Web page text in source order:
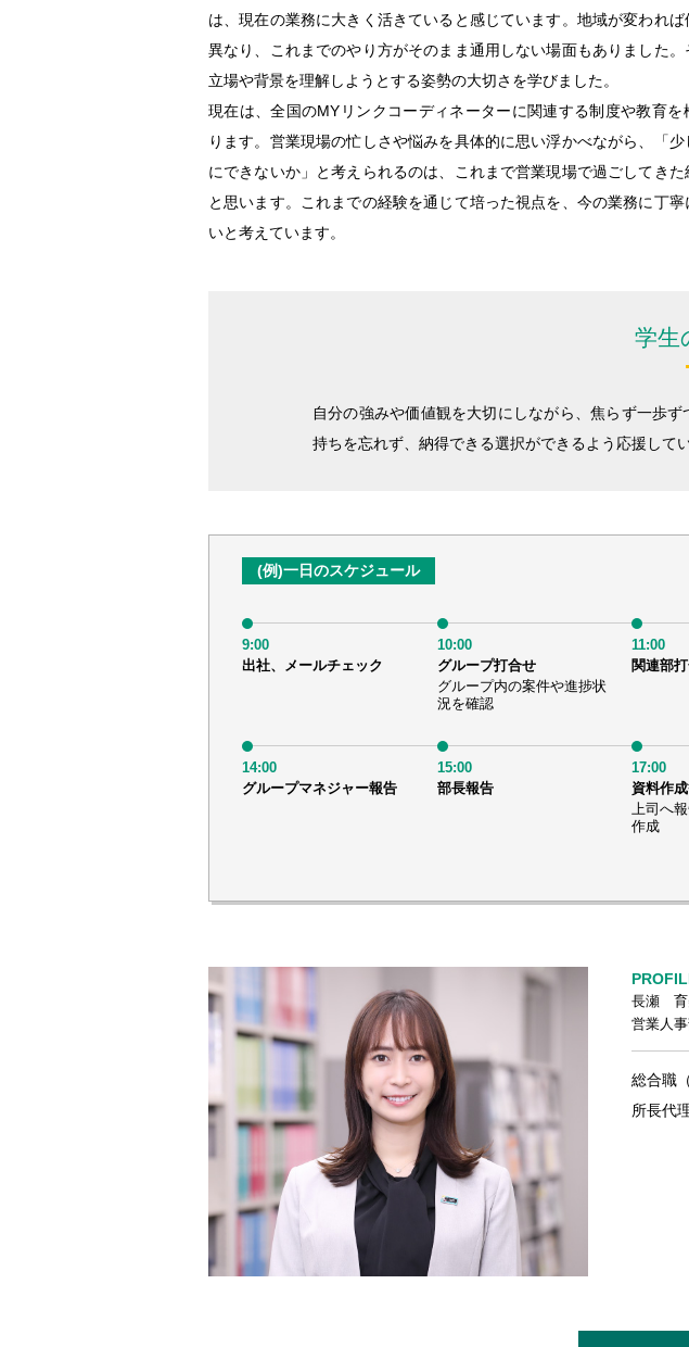
は、現在の業務に大きく活きていると感じています。地域が変われば
異なり、これまでのやり方がそのまま通用しない場面もありました
立場や背景を理解しようとする姿勢の大切さを学びました。
現在は、全国のMYリンクコーディネーターに関連する制度や教育を
ります。営業現場の忙しさや悩みを具体的に思い浮かべながら、「
にできないか」と考えられるのは、これまで営業現場で過ごしてき
と思います。これまでの経験を通じて培った視点を、今の業務に丁
いと考えています。
学生
自分の強みや価値観を大切にしながら、焦らず一歩
持ちを忘れず、納得できる選択ができるよう応援して
(例)一日のスケジュール
9:00
出社、メールチェック
10:00
グループ打合せ
グループ内の案件や進捗状
況を確認
11:00
関連部
14:00
グループマネジャー報告
15:00
部長報告
17:00
資料作
上司へ
作成
長瀬 育
営業人
総合職
所長代